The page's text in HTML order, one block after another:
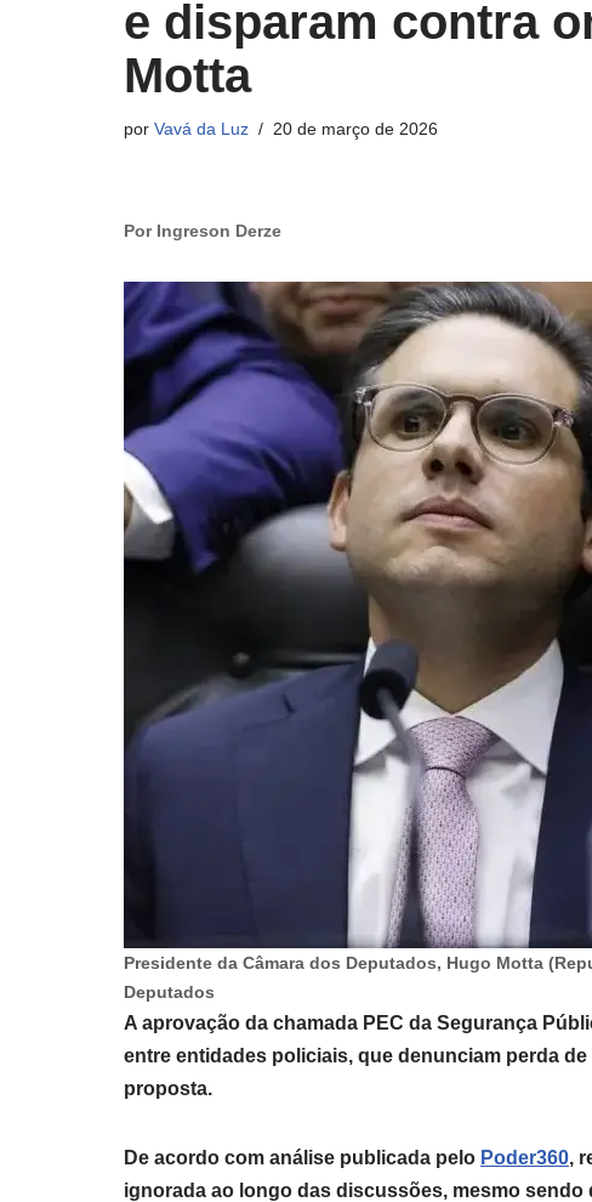
e disparam contra
Motta
por Vavá da Luz 20 de março de 2026
Por Ingreson Derze
Presidente da Câmara dos Deputados, Hugo Motta
Deputados
A aprovação da chamada PEC da Segurança
entre entidades policiais, que denunciam perda
proposta.
De acordo com análise publicada pelo Poder360,
ignorada ao longo das discussões, mesmo